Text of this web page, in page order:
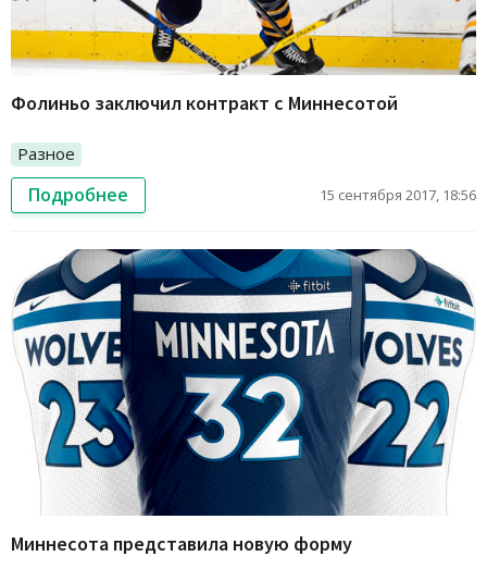
Фолиньо заключил контракт с Миннесотой
Разное
Подробнее 15 сентября 2017, 18:56
Миннесота представила новую форму